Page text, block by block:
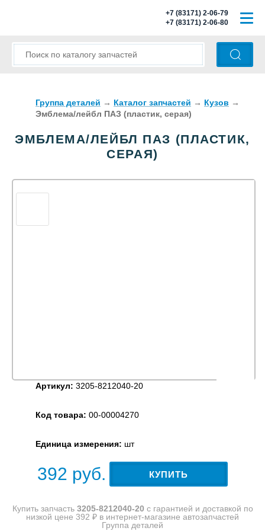
Группа деталей → Каталог запчастей → Кузов →
Эмблема/лейбл ПАЗ (пластик, серая)
ЭМБЛЕМА/ЛЕЙБЛ ПАЗ (ПЛАСТИК,
СЕРАЯ)
Артикул: 3205-8212040-20
Код товара: 00-00004270
Единица измерения: шт
392 руб. КУПИТЬ
Купить запчасть 3205-8212040-20 с гарантией и доставкой по
низкой цене 392 ₽ в интернет-магазине автозапчастей
Группа деталей
+7 (83171) 2-06-79
+7 (83171) 2-06-80
КАТАЛОГ ЗАПЧАСТЕЙ
ОПЛАТА И ДОСТАВКА
КОНТАКТЫ